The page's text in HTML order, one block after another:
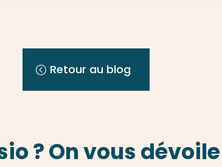
Retour au blog
? On vous